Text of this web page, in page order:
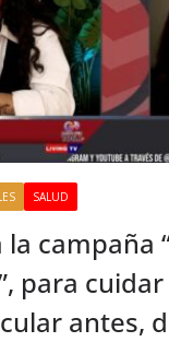
SALUD
la campaña
para
antes,